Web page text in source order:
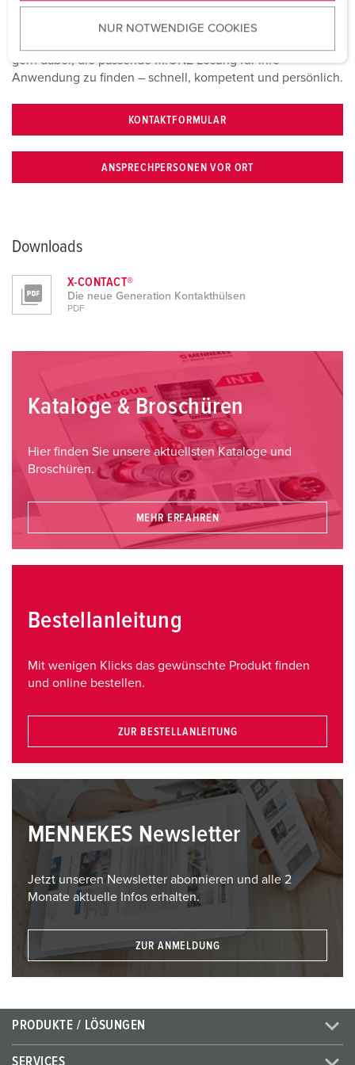
u
w
a
l
NUR NOTWENDIGE COOKIES
Unser Team ist für Sie da: Nutzen Sie einfach das
Kontaktformular oder treten Sie direkt mit Ihren
gern dabei, die passende M.ONE Lösung für Ihre
Anwendung zu finden – schnell, kompetent und persönlich.
KONTAKTFORMULAR
ANSPRECHPERSONEN VOR ORT
Downloads
X-CONTACT®
Die neue Generation Kontakthülsen
PDF
Kataloge & Broschüren
Hier finden Sie unsere aktuellsten Kataloge und
Broschüren.
MEHR ERFAHREN
Bestellanleitung
Mit wenigen Klicks das gewünschte Produkt finden
und online bestellen.
ZUR BESTELLANLEITUNG
MENNEKES Newsletter
Jetzt unseren Newsletter abonnieren und alle 2
Monate aktuelle Infos erhalten.
ZUR ANMELDUNG
PRODUKTE / LÖSUNGEN